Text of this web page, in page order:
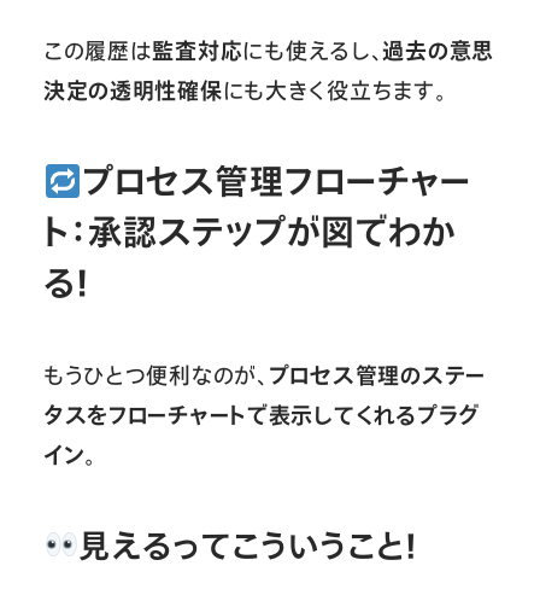
この履歴は監査対応にも使えるし、過去の意思
決定の透明性確保にも大きく役立ちます。
プロセス管理フローチャー
ト：承認ステップが図でわか
る！
もうひとつ便利なのが、 プロセス管理のステー
タスをフローチャートで表示してくれるプラグ
イン。
見えるってこういうこと！